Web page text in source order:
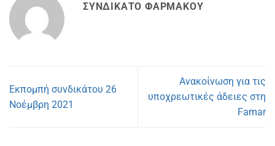
ΣΥΝΔΙΚΆΤΟ ΦΑΡΜΆΚΟΥ
Εκπομπή συνδικάτου 26
Νοέμβρη 2021
Ανακοίνωση για τις
υποχρεωτικές άδειες στη
Famar